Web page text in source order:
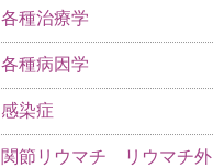
各種治療学
各種病因学
感染症
関節リウマチ リウマチ外